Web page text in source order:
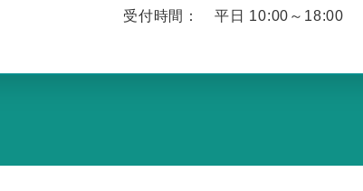
受付時間： 平日 10:00～18:00